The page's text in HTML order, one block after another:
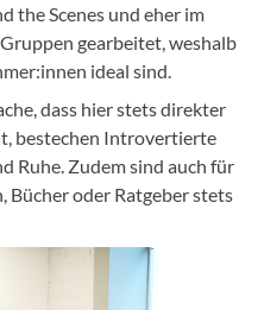
the Scenes und eher im
gearbeitet, weshalb
ideal sind.
dass hier stets direkter
bestechen Introvertierte
Ruhe. Zudem sind auch für
Bücher oder Ratgeber stets